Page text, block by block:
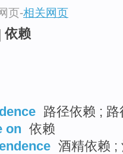
页-相关网页
依赖
路径依赖 ;
on 依赖
酒精依赖 ;